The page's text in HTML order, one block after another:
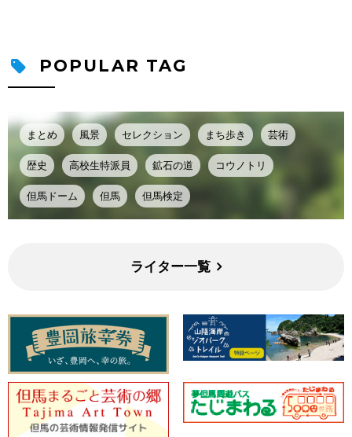
POPULAR TAG
まとめ 風景 セレクション まち歩き 芸術
歴史 高校生特派員 鉱石の道 コウノトリ
但馬ドーム 但馬 但馬検定
ライター一覧